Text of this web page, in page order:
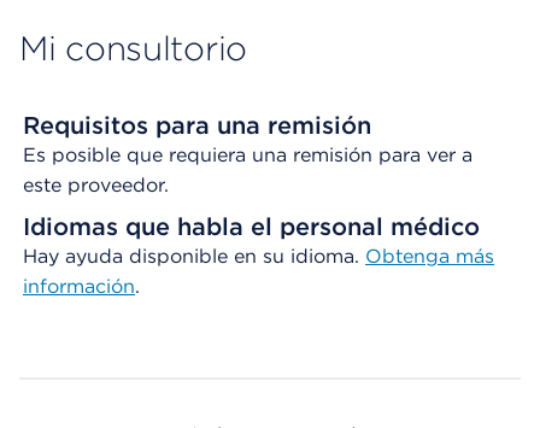
Mi consultorio
Requisitos para una remisión
Es posible que requiera una remisión para ver a
este proveedor.
Idiomas que habla el personal médico
Hay ayuda disponible en su idioma. Obtenga más
información.